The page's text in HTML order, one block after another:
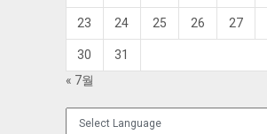
23 24 25 26 27
30
31
« 7월